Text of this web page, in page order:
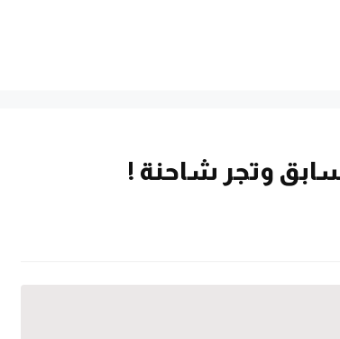
وتجر شاحنة !